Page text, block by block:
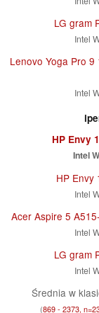
LG gram
Intel
Lenovo Yoga Pro 9
Intel
HP Envy
Intel
HP Envy
Intel
Acer Aspire 5
Intel
LG gram
Intel
Średnia w
(869 - 2373,